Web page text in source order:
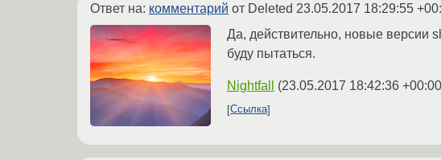
Ответ на: комментарий от Deleted 23.05.2017 18:29:55
Да, действительно, новые версии
буду пытаться.
Nightfall (23.05.2017 18:42:36 +00:00
Ссылка